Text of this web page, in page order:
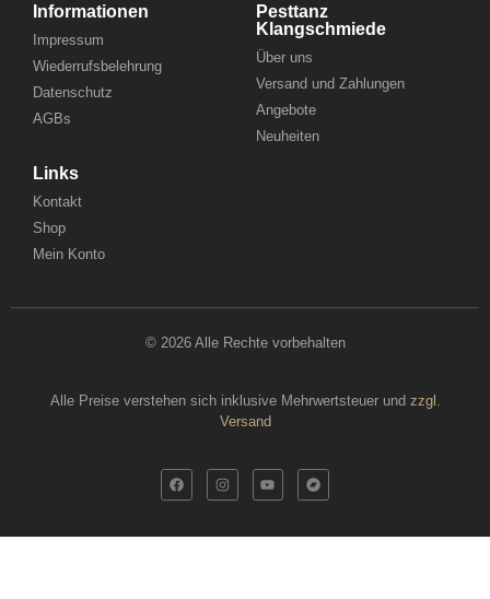
Informationen
Impressum
Wiederrufsbelehrung
Datenschutz
AGBs
Pesttanz
Klangschmiede
Über uns
Versand und Zahlungen
Angebote
Neuheiten
Links
Kontakt
Shop
Mein Konto
© 2026 Alle Rechte vorbehalten
Alle Preise verstehen sich inklusive Mehrwertsteuer und zzgl.
Versand